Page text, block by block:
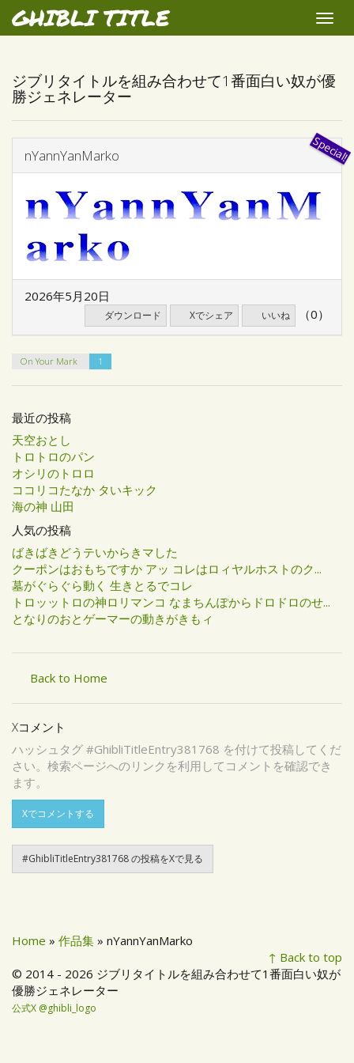
GHIBLI TITLE
Toggle
ジブリタイトルを組み合わせて1番面白い奴が優
勝ジェネレーター
nYannYanMarko
2026年5月20日
ダウンロード Xでシェア いいね （0）
On Your Mark 1
最近の投稿
天空おとし
トロトロのパン
オシリのトロロ
ココリコたなか タいキック
海の神 山田
人気の投稿
ばきばきどうテいからきマした
クーポンはおもちですか アッ コレはロィヤルホストのク...
墓がぐらぐら動く 生きとるでコレ
トロッットロの神ロリマンコ なまちんぽからドロドロのせ...
となりのおとゲーマーの動きがきもィ
Back to Home
Xコメント
ハッシュタグ #GhibliTitleEntry381768 を付けて投稿してくだ
さい。検索ページへのリンクを利用してコメントを確認でき
ます。
Xでコメントする
#GhibliTitleEntry381768 の投稿をXで見る
Home » 作品集 » nYannYanMarko
↑ Back to top
© 2014 - 2026 ジブリタイトルを組み合わせて1番面白い奴が
優勝ジェネレーター
公式X @ghibli_logo